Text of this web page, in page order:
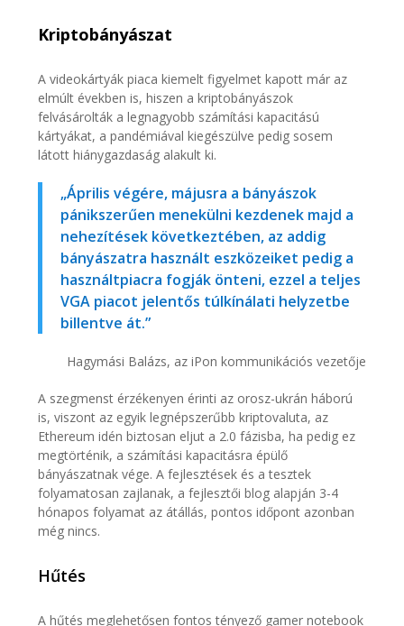
Kriptobányászat
A videokártyák piaca kiemelt figyelmet kapott már az
elmúlt években is, hiszen a kriptobányászok
felvásárolták a legnagyobb számítási kapacitású
kártyákat, a pandémiával kiegészülve pedig sosem
látott hiánygazdaság alakult ki.
„Április végére, májusra a bányászok
pánikszerűen menekülni kezdenek majd a
nehezítések következtében, az addig
bányászatra használt eszközeiket pedig a
használtpiacra fogják önteni, ezzel a teljes
VGA piacot jelentős túlkínálati helyzetbe
billentve át.”
Hagymási Balázs, az iPon kommunikációs vezetője
A szegmenst érzékenyen érinti az orosz-ukrán háború
is, viszont az egyik legnépszerűbb kriptovaluta, az
Ethereum idén biztosan eljut a 2.0 fázisba, ha pedig ez
megtörténik, a számítási kapacitásra épülő
bányászatnak vége. A fejlesztések és a tesztek
folyamatosan zajlanak, a fejlesztői blog alapján 3-4
hónapos folyamat az átállás, pontos időpont azonban
még nincs.
Hűtés
A hűtés meglehetősen fontos tényező gamer notebook